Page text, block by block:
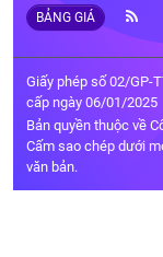
BẢNG GIÁ
Giấy phép số 02/GP-
cấp ngày 06/01/2025
Bản quyền thuộc về
Cấm sao chép dưới
văn bản.